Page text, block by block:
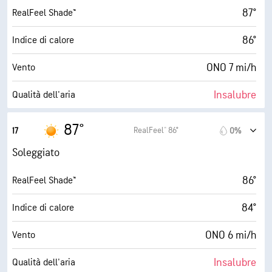
RealFeel Shade™ 87°
Indice di calore 86°
Vento ONO 7 mi/h
Qualità dell'aria Insalubre
Indice UV max
Raffiche
Umidità 16%
Punto di rugiada 38° F
AccuLumen Brightness Index™ 10 (Molto luminoso)
Nuvolosità 0%
17 87° RealFeel® 86° 0%
Soleggiato
RealFeel Shade™ 86°
Indice di calore 84°
Vento ONO 6 mi/h
Qualità dell'aria Insalubre